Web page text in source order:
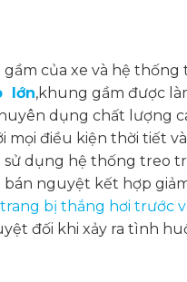
của xe và hệ thống
lớn,khung gầm được
dụng chất lượng
mọi điều kiện thời tiết
sử dụng hệ thống treo
bán nguyệt kết hợp
bị thắng hơi trước
đối khi xảy ra tình